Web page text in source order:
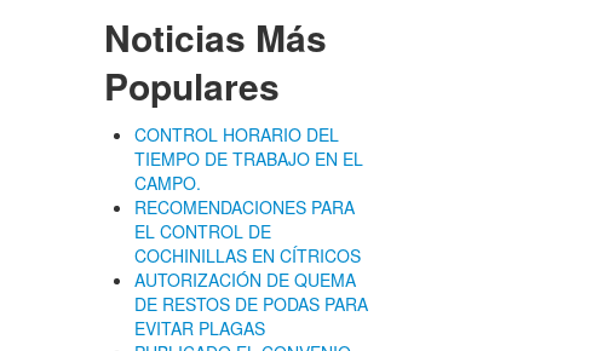
Noticias Más
Populares
CONTROL HORARIO DEL
TIEMPO DE TRABAJO EN EL
CAMPO.
RECOMENDACIONES PARA
EL CONTROL DE
COCHINILLAS EN CÍTRICOS
AUTORIZACIÓN DE QUEMA
DE RESTOS DE PODAS PARA
EVITAR PLAGAS